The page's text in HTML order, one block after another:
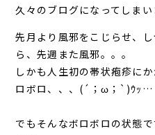
久々のブログになってしまい
先月より風邪をこじらせ、
ら、先週また風邪。。。
しかも人生初の帯状疱疹に
ロボロ、、、(´；ω；`)ｳｯ…
でもそんなボロボロの状態